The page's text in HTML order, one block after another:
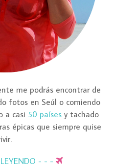
me podrás encontrar de
fotos en Seúl o comiendo
a casi 50 países y tachado
épicas que siempre quise
- - -